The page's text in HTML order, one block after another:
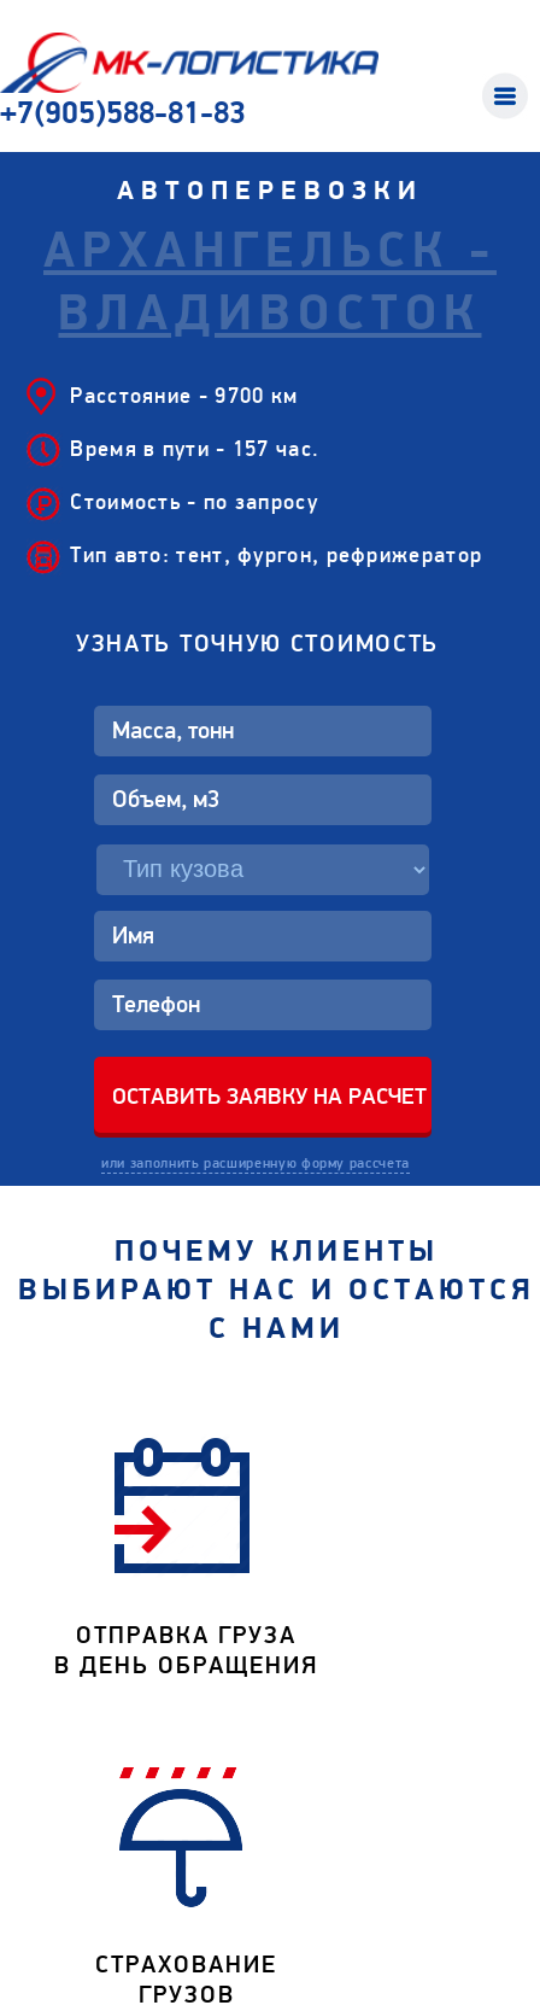
+7(905)588-81-83
АВТОПЕРЕВОЗКИ
АРХАНГЕЛЬСК -
ВЛАДИВОСТОК
Расстояние - 9700 км
Время в пути - 157 час.
Стоимость - по запросу
Тип авто: тент, фургон, рефрижератор
УЗНАТЬ ТОЧНУЮ СТОИМОСТЬ
или заполнить расширенную форму рассчета
ПОЧЕМУ КЛИЕНТЫ
ВЫБИРАЮТ НАС И ОСТАЮТСЯ
С НАМИ
ОТПРАВКА ГРУЗА
В ДЕНЬ ОБРАЩЕНИЯ
СТРАХОВАНИЕ
ГРУЗОВ